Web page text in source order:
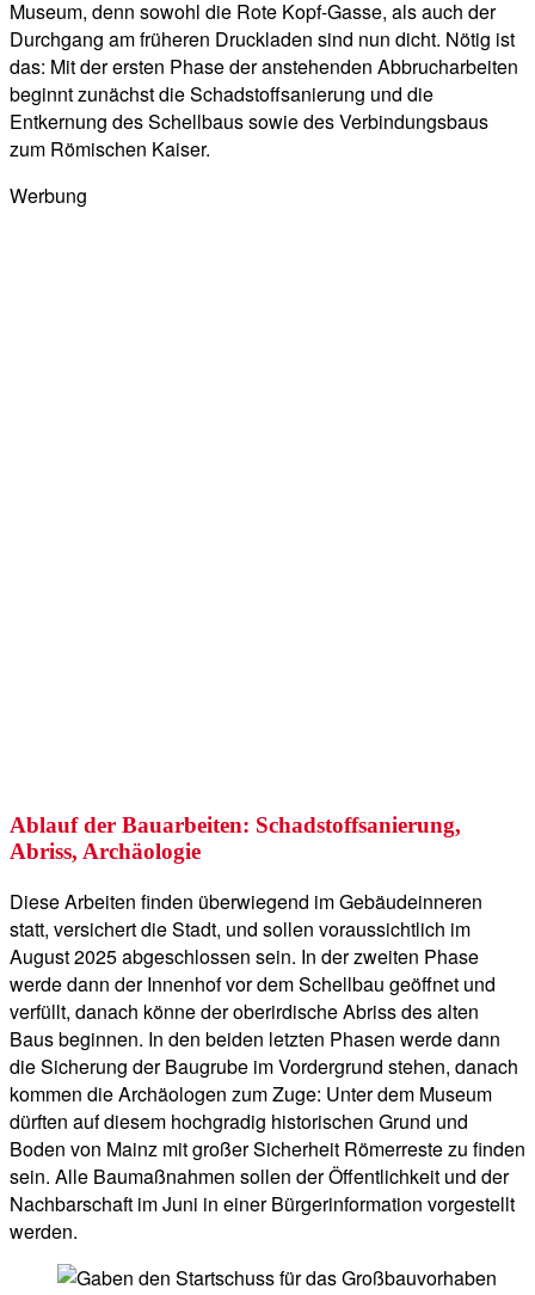
Museum, denn sowohl die Rote Kopf-Gasse, als auch der
Durchgang am früheren Druckladen sind nun dicht. Nötig ist
das: Mit der ersten Phase der anstehenden Abbrucharbeiten
beginnt zunächst die Schadstoffsanierung und die
Entkernung des Schellbaus sowie des Verbindungsbaus
zum Römischen Kaiser.
Werbung
Ablauf der Bauarbeiten: Schadstoffsanierung,
Abriss, Archäologie
Diese Arbeiten finden überwiegend im Gebäudeinneren
statt, versichert die Stadt, und sollen voraussichtlich im
August 2025 abgeschlossen sein. In der zweiten Phase
werde dann der Innenhof vor dem Schellbau geöffnet und
verfüllt, danach könne der oberirdische Abriss des alten
Baus beginnen. In den beiden letzten Phasen werde dann
die Sicherung der Baugrube im Vordergrund stehen, danach
kommen die Archäologen zum Zuge: Unter dem Museum
dürften auf diesem hochgradig historischen Grund und
Boden von Mainz mit großer Sicherheit Römerreste zu finden
sein. Alle Baumaßnahmen sollen der Öffentlichkeit und der
Nachbarschaft im Juni in einer Bürgerinformation vorgestellt
werden.